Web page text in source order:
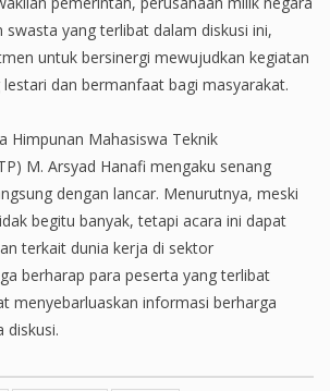
swasta yang terlibat dalam diskusi ini,
untuk bersinergi mewujudkan kegiatan
dan bermanfaat bagi masyarakat.
Himpunan Mahasiswa Teknik
M. Arsyad Hanafi mengaku senang
dengan lancar. Menurutnya, meski
begitu banyak, tetapi acara ini dapat
terkait dunia kerja di sektor
berharap para peserta yang terlibat
menyebarluaskan informasi berharga
diskusi.